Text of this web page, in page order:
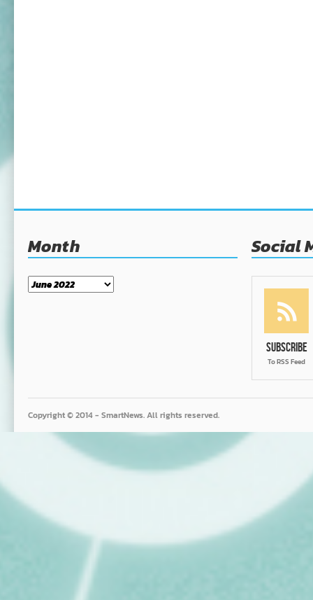
Month
Month
Social
Subscribe
To RSS Feed
Copyright © 2014 - SmartNews. All rights reserved.